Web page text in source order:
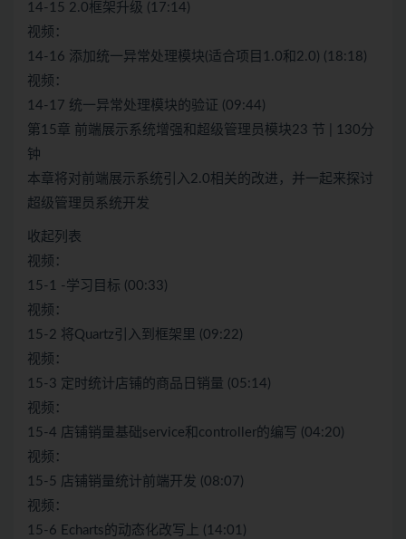
14-15 2.0框架升级 (17:14)
视频：
14-16 添加统一异常处理模块(适合项目1.0和2.0) (18:18)
视频：
14-17 统一异常处理模块的验证 (09:44)
第15章 前端展示系统增强和超级管理员模块23 节 | 130分
钟
本章将对前端展示系统引入2.0相关的改进，并一起来探讨
超级管理员系统开发
收起列表
视频：
15-1 -学习目标 (00:33)
视频：
15-2 将Quartz引入到框架里 (09:22)
视频：
15-3 定时统计店铺的商品日销量 (05:14)
视频：
15-4 店铺销量基础service和controller的编写 (04:20)
视频：
15-5 店铺销量统计前端开发 (08:07)
视频：
15-6 Echarts的动态化改写上 (14:01)